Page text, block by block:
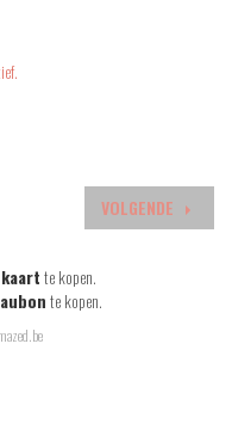
VOLGENDE
kaartte kopen.
te kopen.